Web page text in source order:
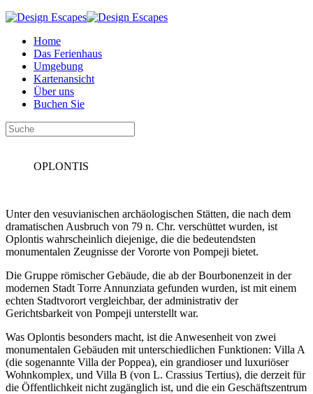
Home
Das Ferienhaus
Umgebung
Kartenansicht
Über uns
Buchen Sie
OPLONTIS
Unter den vesuvianischen archäologischen Stätten, die nach dem
dramatischen Ausbruch von 79 n. Chr. verschüttet wurden, ist
Oplontis wahrscheinlich diejenige, die die bedeutendsten
monumentalen Zeugnisse der Vororte von Pompeji bietet.
Die Gruppe römischer Gebäude, die ab der Bourbonenzeit in der
modernen Stadt Torre Annunziata gefunden wurden, ist mit einem
echten Stadtvorort vergleichbar, der administrativ der
Gerichtsbarkeit von Pompeji unterstellt war.
Was Oplontis besonders macht, ist die Anwesenheit von zwei
monumentalen Gebäuden mit unterschiedlichen Funktionen: Villa A
(die sogenannte Villa der Poppea), ein grandioser und luxuriöser
Wohnkomplex, und Villa B (von L. Crassius Tertius), die derzeit für
die Öffentlichkeit nicht zugänglich ist, und die ein Geschäftszentrum